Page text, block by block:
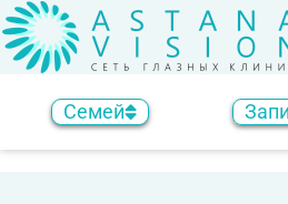
Семей